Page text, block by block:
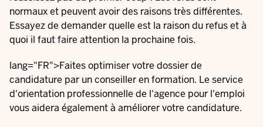
normaux et peuvent avoir des raisons très différentes.
Essayez de demander quelle est la raison du refus et à
quoi il faut faire attention la prochaine fois.
lang="FR">Faites optimiser votre dossier de
candidature par un conseiller en formation. Le service
d'orientation professionnelle de l'agence pour l'emploi
vous aidera également à améliorer votre candidature.